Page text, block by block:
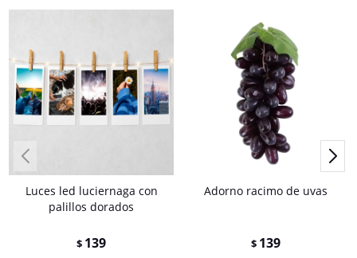
Luces led luciernaga con
palillos dorados
$ 139
Adorno racimo de uvas
$ 139